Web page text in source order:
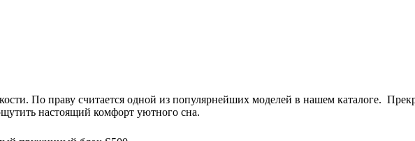
По праву считается одной из популярнейших моделей в нашем каталоге.
настоящий комфорт уютного сна.